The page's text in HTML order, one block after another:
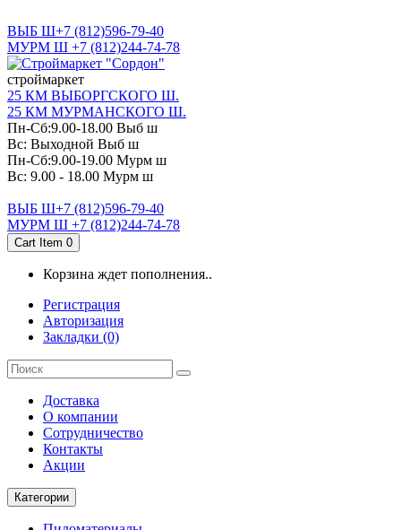
ВЫБ Ш+7 (812)596-79-40
МУРМ Ш +7 (812)244-74-78
cтроймаркет
25 КМ ВЫБОРГСКОГО Ш.
25 КМ МУРМАНСКОГО Ш.
Пн-Сб:9.00-18.00 Выб ш
Вс: Выходной Выб ш
Пн-Сб:9.00-19.00 Мурм ш
Вс: 9.00 - 18.00 Мурм ш
ВЫБ Ш+7 (812)596-79-40
МУРМ Ш +7 (812)244-74-78
Cart Item 0
Корзина ждет пополнения..
Регистрация
Авторизация
Закладки (0)
Доставка
О компании
Cотрудничество
Контакты
Акции
Категории